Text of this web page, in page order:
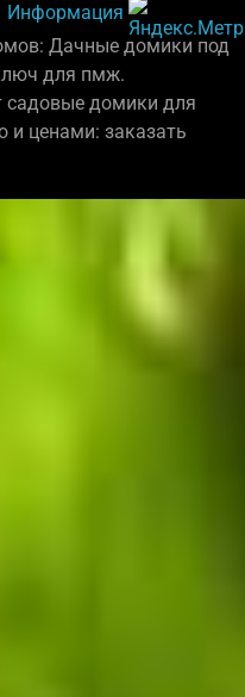
Информация
Дачные домики под
для пмж.
садовые домики для
и ценами: заказать